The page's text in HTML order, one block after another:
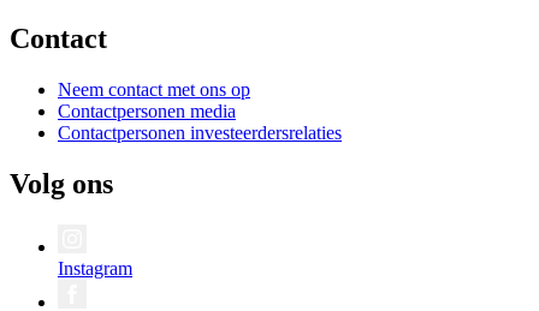
Contact
Neem contact met ons op
Contactpersonen media
Contactpersonen investeerdersrelaties
Volg ons
Instagram